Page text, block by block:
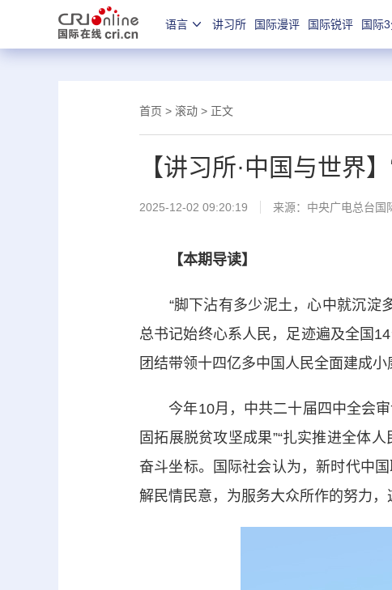
语言 讲习所 国际漫评 国际锐评 国际
首页 > 滚动 > 正文
【讲习所·中国与世界
2025-12-02 09:20:19 来源：中央广电总台国
【本期导读】
“脚下沾有多少泥土，心中就沉淀多
总书记始终心系人民，足迹遍及全国
团结带领十四亿多中国人民全面建成
今年10月，中共二十届四中全会审
固拓展脱贫攻坚成果”“扎实推进全体
奋斗坐标。国际社会认为，新时代中
解民情民意，为服务大众所作的努力，